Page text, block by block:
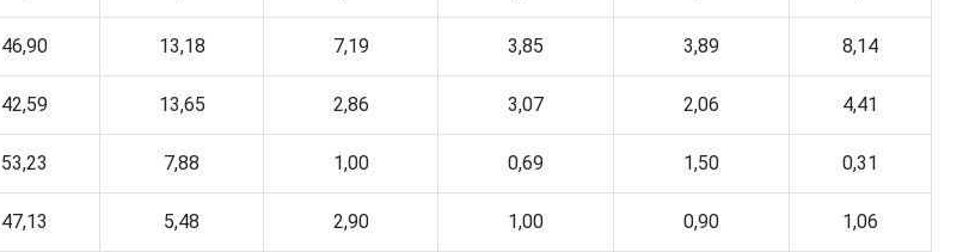
46,90 13,18 7,19 3,85 3,89 8,14
42,59 13,65 2,86 3,07 2,06 4,41
53,23 7,88 1,00 0,69 1,50 0,31
47,13 5,48 2,90 1,00 0,90 1,06